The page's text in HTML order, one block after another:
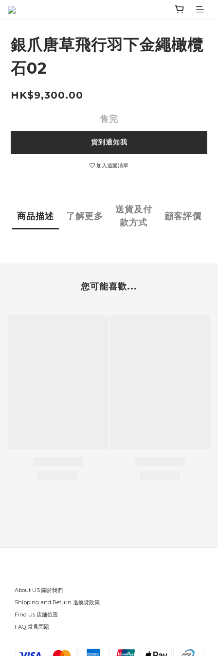
銀爪唐草飛行羽下金繩橄欖
石02
HK$9,300.00
售完
貨到通知我
加入追蹤清單
商品描述 了解更多
送貨及付
款方式
顧客評價
您可能喜歡...
About US 關於我們
Shipping and Return 退換貨政策
Find Us 店舖位置
FAQ 常見問題